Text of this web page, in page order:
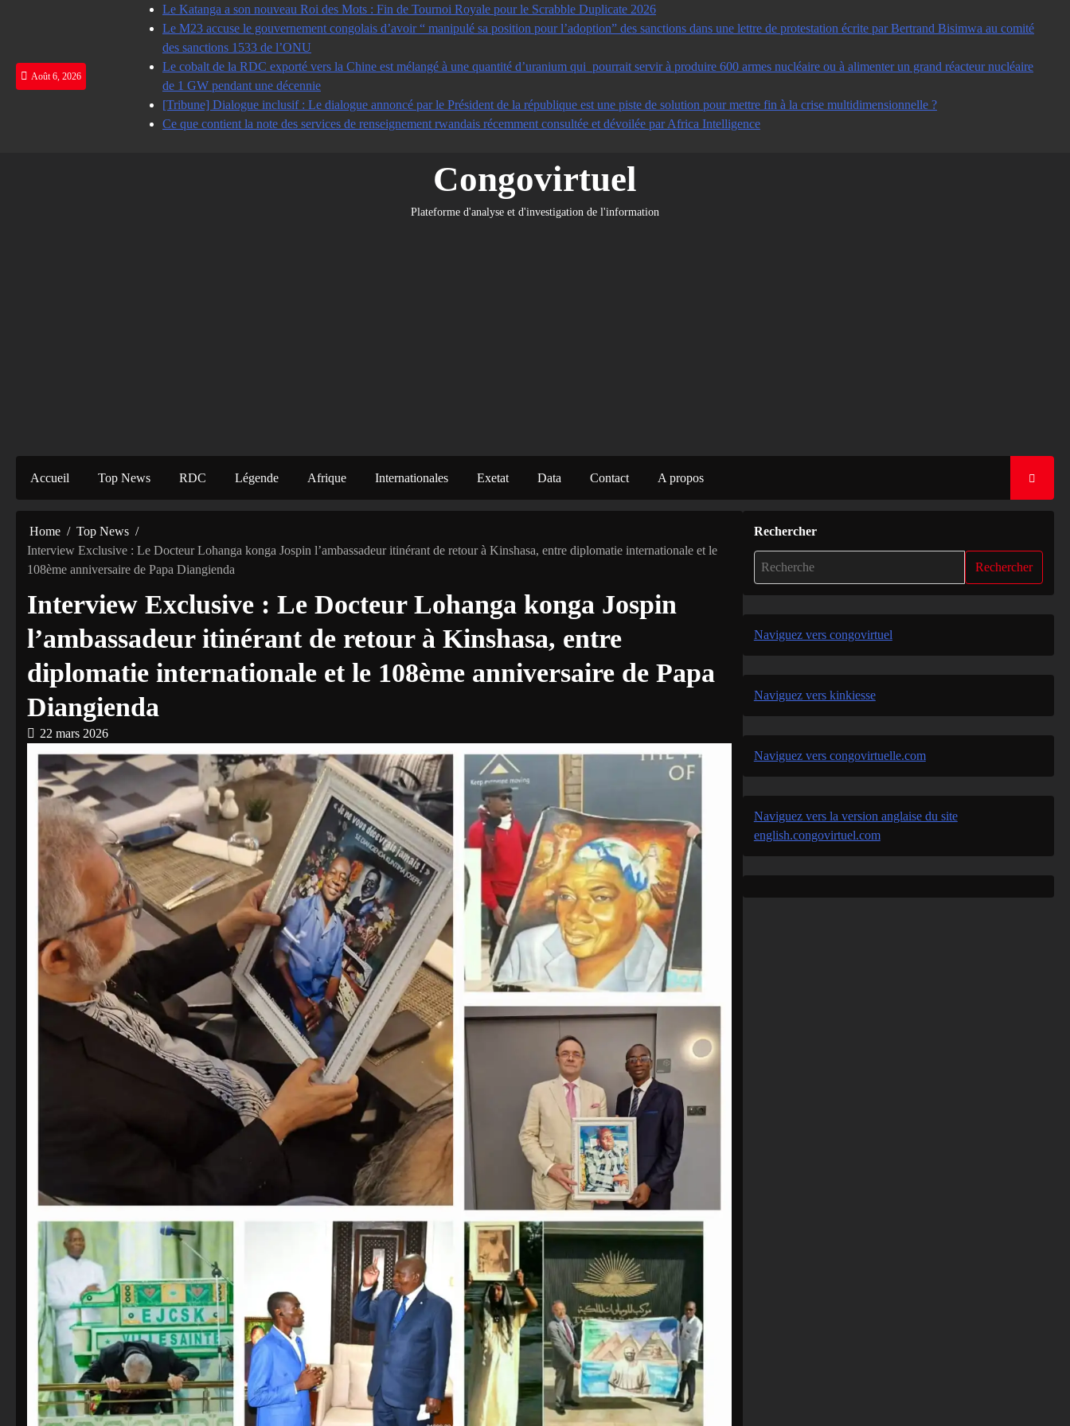
Août 6, 2026
Le Katanga a son nouveau Roi des Mots : Fin de Tournoi Royale pour le Scrabble Duplicate 2026
Le M23 accuse le gouvernement congolais d’avoir “ manipulé sa position pour l’adoption” des sanctions dans une lettre de protestation écrite par Bertrand Bisimwa au comité
des sanctions 1533 de l’ONU
Le cobalt de la RDC exporté vers la Chine est mélangé à une quantité d’uranium qui pourrait servir à produire 600 armes nucléaire ou à alimenter un grand réacteur nucléaire
de 1 GW pendant une décennie
[Tribune] Dialogue inclusif : Le dialogue annoncé par le Président de la république est une piste de solution pour mettre fin à la crise multidimensionnelle ?
Ce que contient la note des services de renseignement rwandais récemment consultée et dévoilée par Africa Intelligence
Congovirtuel
Plateforme d'analyse et d'investigation de l'information
Accueil Top News RDC Légende Afrique Internationales Exetat Data Contact A propos
Home
Top News
Interview Exclusive : Le Docteur Lohanga konga Jospin l’ambassadeur itinérant de retour à Kinshasa, entre diplomatie internationale et le
108ème anniversaire de Papa Diangienda
Interview Exclusive : Le Docteur Lohanga konga Jospin
l’ambassadeur itinérant de retour à Kinshasa, entre
diplomatie internationale et le 108ème anniversaire de Papa
Diangienda
22 mars 2026
Rechercher
Rechercher
Naviguez vers congovirtuel
Naviguez vers kinkiesse
Naviguez vers congovirtuelle.com
Naviguez vers la version anglaise du site
english.congovirtuel.com